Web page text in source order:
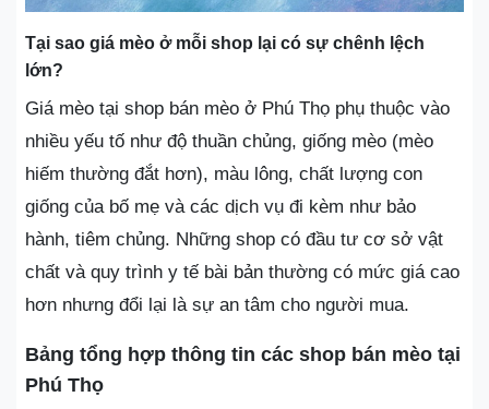
Tại sao giá mèo ở mỗi shop lại có sự chênh lệch
lớn?
Giá mèo tại shop bán mèo ở Phú Thọ phụ thuộc vào
nhiều yếu tố như độ thuần chủng, giống mèo (mèo
hiếm thường đắt hơn), màu lông, chất lượng con
giống của bố mẹ và các dịch vụ đi kèm như bảo
hành, tiêm chủng. Những shop có đầu tư cơ sở vật
chất và quy trình y tế bài bản thường có mức giá cao
hơn nhưng đổi lại là sự an tâm cho người mua.
Bảng tổng hợp thông tin các shop bán mèo tại
Phú Thọ